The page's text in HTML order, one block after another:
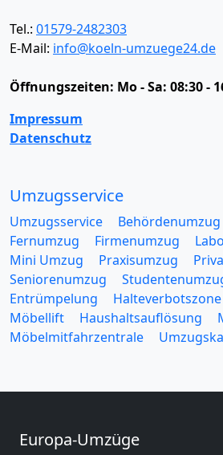
Tel.: 01579-2482303
E-Mail: info@koeln-umzuege24.de
Öffnungszeiten: Mo - Sa: 08:30 -
Impressum
Datenschutz
Umzugsservice
Umzugsservice Behördenumzug
Fernumzug
Firmenumzug
Mini Umzug
Praxisumzug
Seniorenumzug
Entrümpelung
Halteverbotszone
Möbellift
Haushaltsauflösung
Möbelmitfahrzentrale
Europa-Umzüge